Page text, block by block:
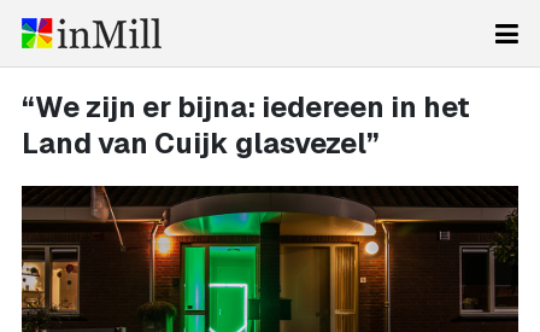
“We zijn er bijna: iedereen in het
Land van Cuijk glasvezel”